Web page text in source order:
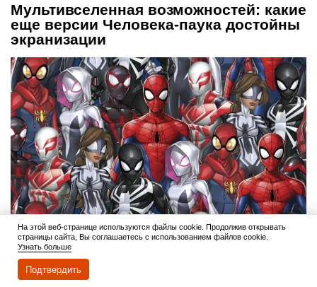
Мультивселенная возможностей: какие
еще версии Человека-паука достойны
экранизации
Читать дальше
На этой веб-странице используются файлы cookie. Продолжив открывать
страницы сайта, Вы соглашаетесь с использованием файлов cookie.
Узнать больше
Подтвердить